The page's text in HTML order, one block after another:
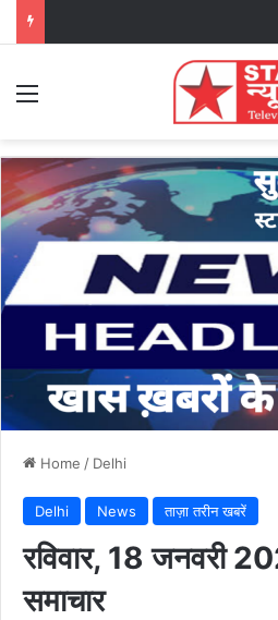
Menu
Home / Delhi
Delhi News ताज़ा तरीन खबरें
रविवार, 18 जनवरी
समाचार